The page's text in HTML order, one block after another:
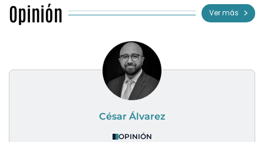
Opinión Ver más
César Álvarez
OPINIÓN